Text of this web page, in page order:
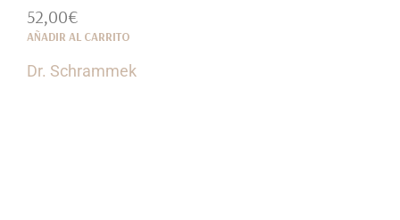
52,00€
AÑADIR AL CARRITO
Dr. Schrammek